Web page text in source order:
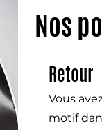
Nos
Retour
Vous
motif